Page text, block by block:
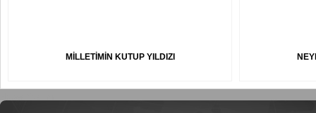
MİLLETİMİN KUTUP YILDIZI